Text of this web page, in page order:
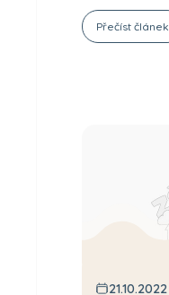
Přečíst článek
21.10.2022